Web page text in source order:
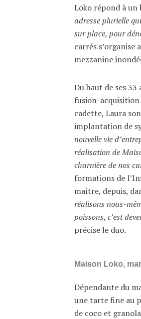
Loko répond à un
adresse plurielle
sur place, pour
carrés
mezzanine
Du haut de ses
fusion-acquisition
cadette, Laura
implantation de
nouvelle vie
réalisation de
charnière de nos
formations de
maître, depuis,
réalisons nous-
poissons, c’est
précise le duo.
Maison Loko,
Dépendante du
une tarte fine au
de coco et